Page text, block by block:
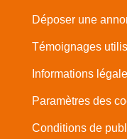
Déposer une
Témoignages
Informations
Paramètres des
Conditions de